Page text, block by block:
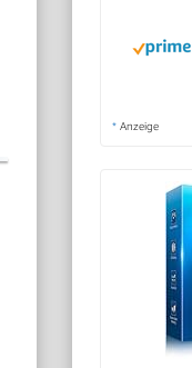
* Anzeige